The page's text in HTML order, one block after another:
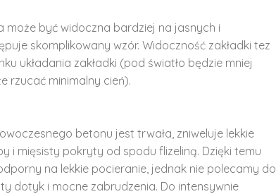
może być widoczna bardziej na jasnych i
skomplikowany wzór. Widoczność zakładki tez
układania zakładki (pod światło będzie mniej
rzucać minimalny cień).
betonu jest trwała, zniweluje lekkie
i mięsisty pokryty od spodu flizeliną. Dzięki temu
na lekkie pocieranie, jednak nie polecamy do
dotyk i mocne zabrudzenia. Do intensywnie